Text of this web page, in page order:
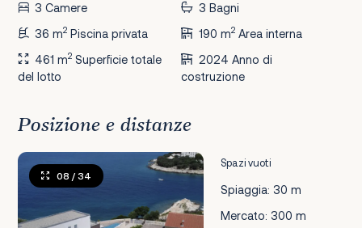
3 Camere
3 Bagni
36 m2 Piscina privata 190 m2Area interna
461 m2 Superficie totale
del lotto
2024 Anno di
costruzione
Posizione e distanze
Spazi vuoti
Spiaggia: 30 m
Mercato: 300 m
08 / 34